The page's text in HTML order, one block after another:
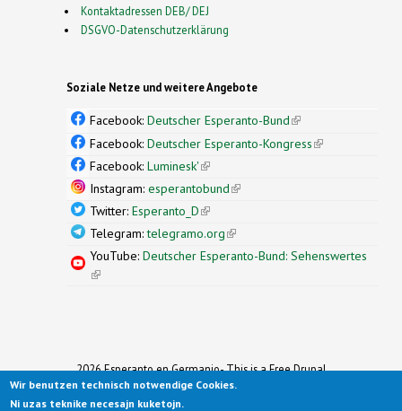
Kontaktadressen DEB/ DEJ
DSGVO-Datenschutzerklärung
Soziale Netze und weitere Angebote
Facebook: Deutscher Esperanto-Bund(link is
external)
Facebook: Deutscher Esperanto-Kongress(link is
Facebook: Luminesk'(link is external)
Instagram: esperantobund(link is external)
Twitter: Esperanto_D(link is external)
Telegram:telegramo.org(link is external)
YouTube: Deutscher Esperanto-Bund: Sehenswertes
(link is external)
2026 Esperanto en Germanio- This is a Free Drupal
Theme
Ported to Drupal for the Open Source Community by
Wir benutzen technisch notwendige Cookies.
Ni uzas teknike necesajn kuketojn.